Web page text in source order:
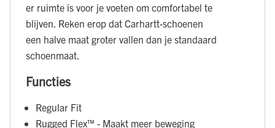
er ruimte is voor je voeten om comfortabel te
blijven. Reken erop dat Carhartt-schoenen
een halve maat groter vallen dan je standaard
schoenmaat.
Functies
Regular Fit
Rugged Flex™ - Maakt meer beweging